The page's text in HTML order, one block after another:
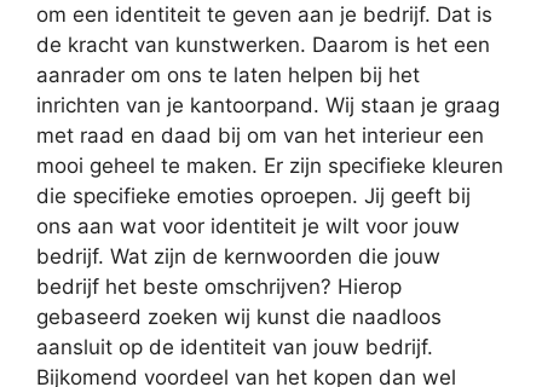
om een identiteit te geven aan je bedrijf. Dat is
de kracht van kunstwerken. Daarom is het een
aanrader om ons te laten helpen bij het
inrichten van je kantoorpand. Wij staan je graag
met raad en daad bij om van het interieur een
mooi geheel te maken. Er zijn specifieke kleuren
die specifieke emoties oproepen. Jij geeft bij
ons aan wat voor identiteit je wilt voor jouw
bedrijf. Wat zijn de kernwoorden die jouw
bedrijf het beste omschrijven? Hierop
gebaseerd zoeken wij kunst die naadloos
aansluit op de identiteit van jouw bedrijf.
Bijkomend voordeel van het kopen dan wel